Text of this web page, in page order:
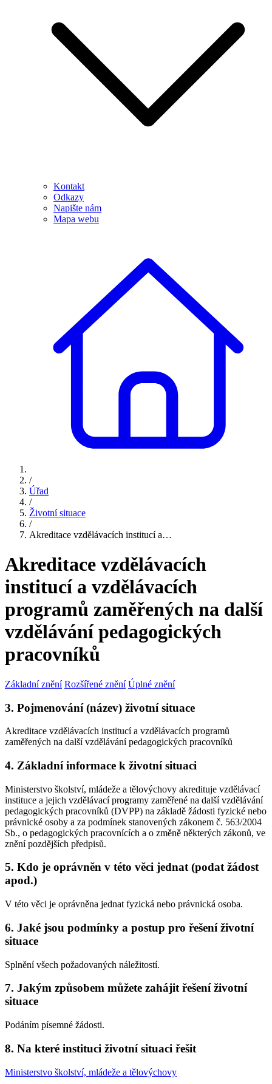
Kontakt
Odkazy
Napište nám
Mapa webu
/
Úřad
/
Životní situace
/
Akreditace vzdělávacích institucí a…
Akreditace vzdělávacích
institucí a vzdělávacích
programů zaměřených na další
vzdělávání pedagogických
pracovníků
Základní znění Rozšířené znění Úplné znění
3. Pojmenování (název) životní situace
Akreditace vzdělávacích institucí a vzdělávacích programů
zaměřených na další vzdělávání pedagogických pracovníků
4. Základní informace k životní situaci
Ministerstvo školství, mládeže a tělovýchovy akredituje vzdělávací
instituce a jejich vzdělávací programy zaměřené na další vzdělávání
pedagogických pracovníků (DVPP) na základě žádosti fyzické nebo
právnické osoby a za podmínek stanovených zákonem č. 563/2004
Sb., o pedagogických pracovnících a o změně některých zákonů, ve
znění pozdějších předpisů.
5. Kdo je oprávněn v této věci jednat (podat žádost
apod.)
V této věci je oprávněna jednat fyzická nebo právnická osoba.
6. Jaké jsou podmínky a postup pro řešení životní
situace
Splnění všech požadovaných náležitostí.
7. Jakým způsobem můžete zahájit řešení životní
situace
Podáním písemné žádosti.
8. Na které instituci životní situaci řešit
Ministerstvo školství, mládeže a tělovýchovy